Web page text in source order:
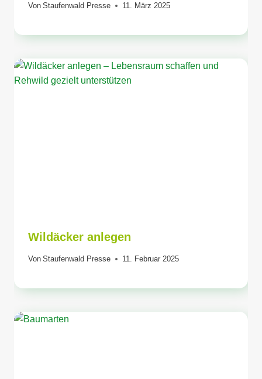
Von Staufenwald Presse 11. März 2025
Wildäcker anlegen
Von Staufenwald Presse 11. Februar 2025